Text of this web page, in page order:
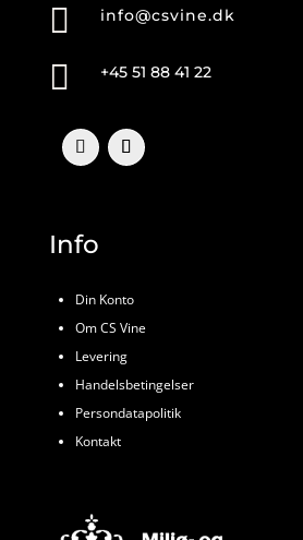
 info@csvine.dk
 +45 51 88 41 22
Info
Din Konto
Om CS Vine
Levering
Handelsbetingelser
Persondatapolitik
Kontakt